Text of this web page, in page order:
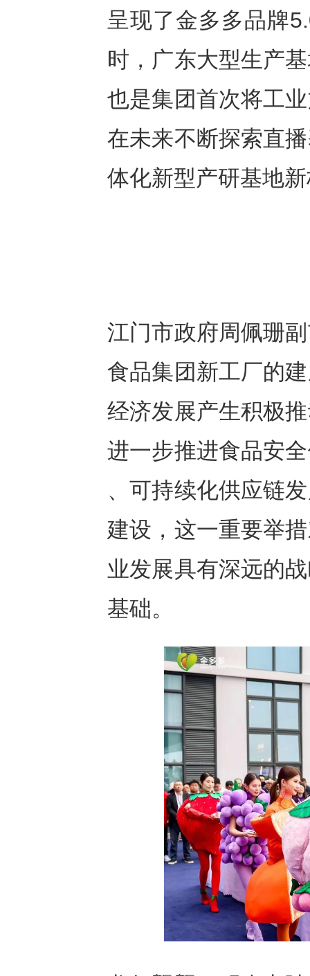
呈现了金多多品牌
时，广东大型生产
也是集团首次将工
在未来不断探索直
体化新型产研基地
江门市政府周佩珊
食品集团新工厂的
经济发展产生积极
进一步推进食品安
、可持续化供应链
建设，这一重要举
业发展具有深远的
基础。